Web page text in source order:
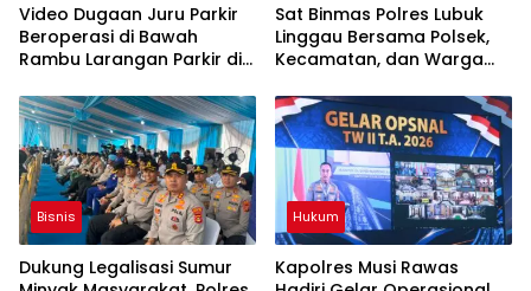
Video Dugaan Juru Parkir
Beroperasi di Bawah
Rambu Larangan Parkir di
Warganet Soroti Dugaan
Pelanggaran
Sat Binmas Polres Lubuk
Linggau Bersama Polsek,
Kecamatan, dan Warga
Bersihkan Siring Agung
Bisnis
Dukung Legalisasi Sumur
Hukum
Kapolres Musi Rawas